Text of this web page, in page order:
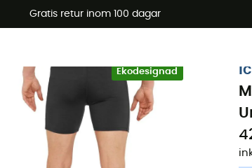
Gratis retur inom 100 dagar
🔥 -5 % EXTRA vid köp av 2 produkter* kod
Ekodesignad